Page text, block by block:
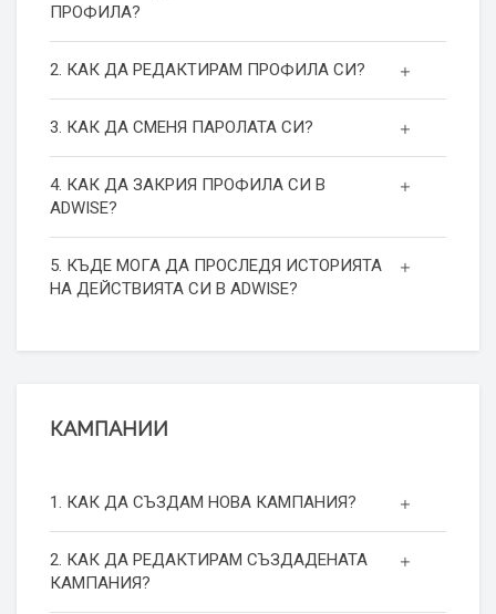
ПРОФИЛА?
2. КАК ДА РЕДАКТИРАМ ПРОФИЛА СИ?
3. КАК ДА СМЕНЯ ПАРОЛАТА СИ?
4. КАК ДА ЗАКРИЯ ПРОФИЛА СИ В
ADWISE?
5. КЪДЕ МОГА ДА ПРОСЛЕДЯ ИСТОРИЯТА
НА ДЕЙСТВИЯТА СИ В ADWISE?
КАМПАНИИ
1. КАК ДА СЪЗДАМ НОВА КАМПАНИЯ?
2. КАК ДА РЕДАКТИРАМ СЪЗДАДЕНАТА
КАМПАНИЯ?